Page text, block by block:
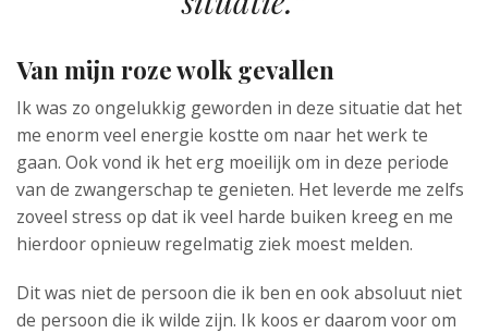
Van mijn roze wolk gevallen
Ik was zo ongelukkig geworden in deze situatie dat het
me enorm veel energie kostte om naar het werk te
gaan. Ook vond ik het erg moeilijk om in deze periode
van de zwangerschap te genieten. Het leverde me zelfs
zoveel stress op dat ik veel harde buiken kreeg en me
hierdoor opnieuw regelmatig ziek moest melden.
Dit was niet de persoon die ik ben en ook absoluut niet
de persoon die ik wilde zijn. Ik koos er daarom voor om